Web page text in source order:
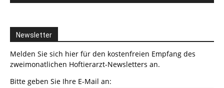
Newsletter
Melden Sie sich hier für den kostenfreien Empfang des
zweimonatlichen Hoftierarzt-Newsletters an.
Bitte geben Sie Ihre E-Mail an: